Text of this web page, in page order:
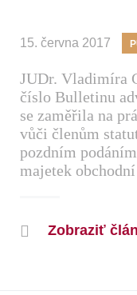
15. června 2017
JUDr. Vladimíra
číslo Bulletinu
se zaměřila na
vůči členům
pozdním
majetek
Zobraziť